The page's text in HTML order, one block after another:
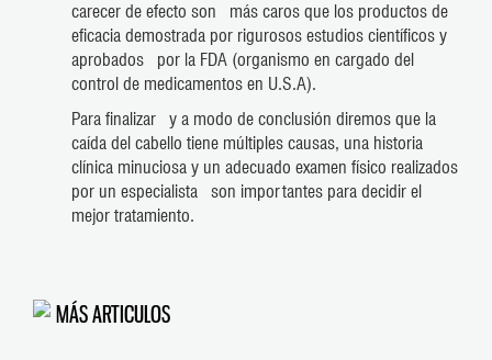
carecer de efecto son más caros que los productos de
eficacia demostrada por rigurosos estudios científicos y
aprobados por la FDA (organismo en cargado del
control de medicamentos en U.S.A).
Para finalizar y a modo de conclusión diremos que la
caída del cabello tiene múltiples causas, una historia
clínica minuciosa y un adecuado examen físico realizados
por un especialista son importantes para decidir el
mejor tratamiento.
MÁS ARTICULOS